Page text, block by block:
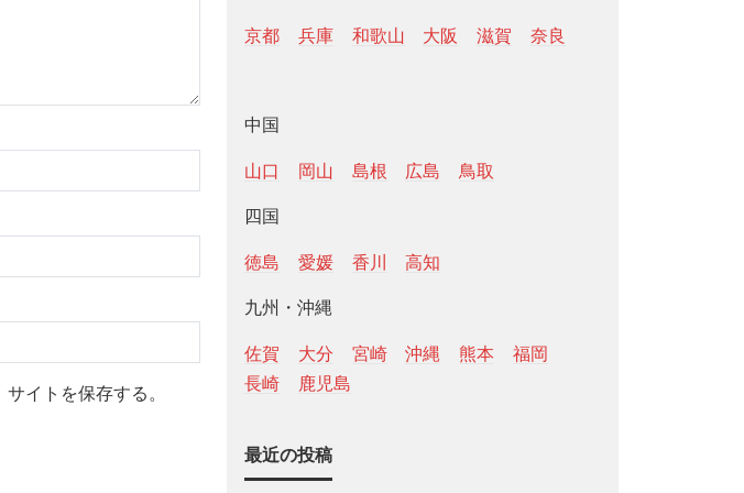
イトを保存する。
京都 兵庫 和歌山 大阪 滋賀 奈良
中国
山口 岡山 島根 広島 鳥取
四国
徳島 愛媛 香川 高知
九州・沖縄
佐賀 大分 宮崎 沖縄 熊本
福岡
長崎
鹿児島
最近の投稿